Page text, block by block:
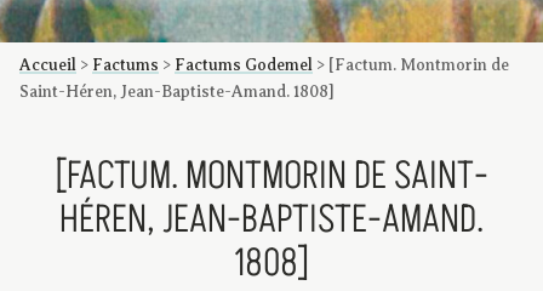
FACTUMS
Les factums à la BU
Présentation du corpus de factums de la collection Marie
Bibliographie
Glossaire
Index de recherche
Accueil > Factums > Factums Godemel > [Factum. Montmorin de
Saint-Héren, Jean-Baptiste-Amand. 1808]
[FACTUM. MONTMORIN DE SAINT-
HÉREN, JEAN-BAPTISTE-AMAND.
1808]